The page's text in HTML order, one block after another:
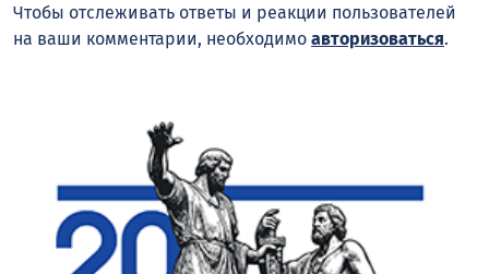
Чтобы отслеживать ответы и реакции пользователей
на ваши комментарии, необходимо авторизоваться.